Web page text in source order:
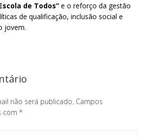
de Todos” e o reforço da gestão
de qualificação, inclusão social e
jovem.
não será publicado. Campos
com *